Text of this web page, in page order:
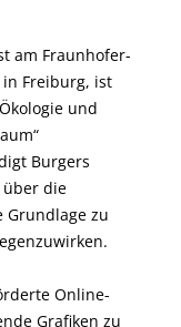
am Fraunhofer-
in Freiburg, ist
und
Burgers
über die
Grundlage zu
Online-
Grafiken zu